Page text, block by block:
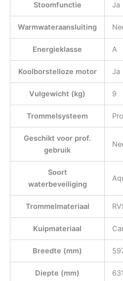
Stoomfunctie Ja
Warmwateraansluiting
Energieklasse A
Koolborstelloze motor Ja
Vulgewicht (kg) 9
Trommelsysteem
Geschikt voor prof.
gebruik
Soort
waterbeveiliging
Trommelmateriaal
Kuipmateriaal
Breedte (mm)
Diepte (mm) 631